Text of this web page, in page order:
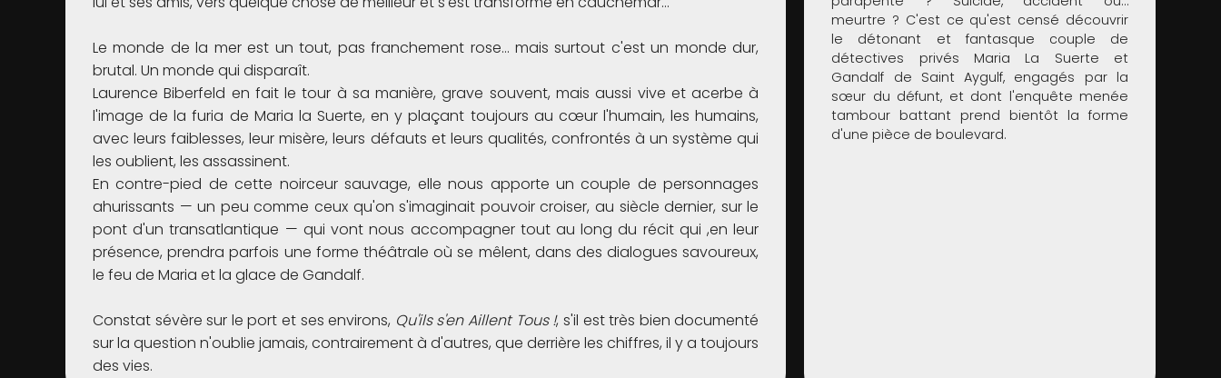
Le monde de la mer est un tout, pas franchement rose… mais surtout c'est un monde dur,
brutal. Un monde qui disparaît.
Laurence Biberfeld en fait le tour à sa manière, grave souvent, mais aussi vive et acerbe à
l'image de la furia de Maria la Suerte, en y plaçant toujours au cœur l'humain, les humains,
avec leurs faiblesses, leur misère, leurs défauts et leurs qualités, confrontés à un système qui
les oublient, les assassinent.
En contre-pied de cette noirceur sauvage, elle nous apporte un couple de personnages
ahurissants — un peu comme ceux qu'on s'imaginait pouvoir croiser, au siècle dernier, sur le
pont d'un transatlantique — qui vont nous accompagner tout au long du récit qui ,en leur
présence, prendra parfois une forme théâtrale où se mêlent, dans des dialogues savoureux,
le feu de Maria et la glace de Gandalf.
Constat sévère sur le port et ses environs, Qu'ils s'en Aillent Tous !, s'il est très bien documenté
sur la question n'oublie jamais, contrairement à d'autres, que derrière les chiffres, il y a toujours
des vies.
meurtre ? C'est ce qu'est censé découvrir
le détonant et fantasque couple de
détectives privés Maria La Suerte et
Gandalf de Saint Aygulf, engagés par la
sœur du défunt, et dont l'enquête menée
tambour battant prend bientôt la forme
d'une pièce de boulevard.